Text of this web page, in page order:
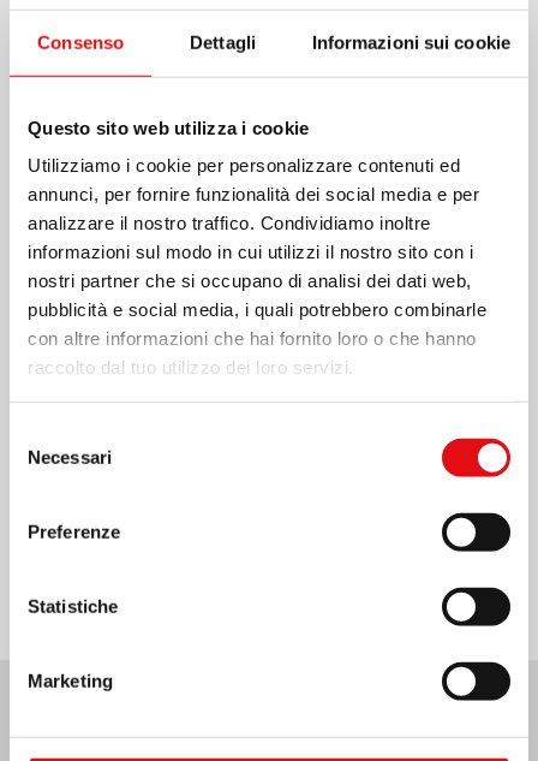
Consenso Dettagli Informazioni sui cookie
Questo sito web utilizza i cookie
Utilizziamo i cookie per personalizzare contenuti ed
annunci, per fornire funzionalità dei social media e per
analizzare il nostro traffico. Condividiamo inoltre
informazioni sul modo in cui utilizzi il nostro sito con i
nostri partner che si occupano di analisi dei dati web,
pubblicità e social media, i quali potrebbero combinarle
con altre informazioni che hai fornito loro o che hanno
raccolto dal tuo utilizzo dei loro servizi.
delNecessari
Preferenze
Statistiche
Marketing
Condividi su:
Ultime Notizie: